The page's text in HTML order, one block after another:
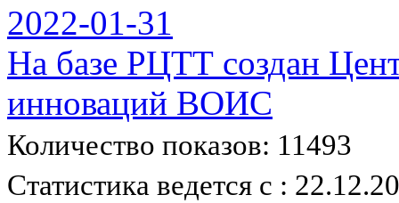
2022-01-31
На базе РЦТТ создан
инноваций ВОИС
Количество показов: 11493
Статистика ведется с :